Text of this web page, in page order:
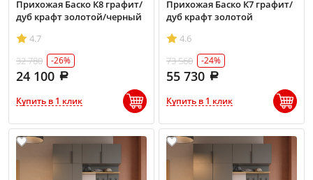
Прихожая Баско К8 графит/
дуб крафт золотой/черный
4.7
32 780
-26%
24 100
Купить в 1 клик
Прихожая Баско К7 графит/
дуб крафт золотой
4.6
73 560
-24%
55 730
Купить в 1 клик